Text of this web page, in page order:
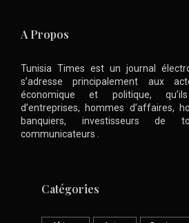
A Propos
Tunisia Times est un journal
s’adresse principalement aux
économique et politique,
d’entreprises, hommes d’affaires,
banquiers, investisseurs de
communicateurs .
Catégories